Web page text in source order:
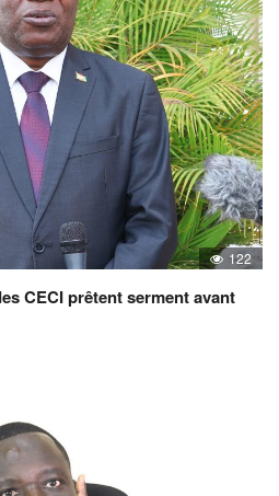
122
CECI prêtent serment avant